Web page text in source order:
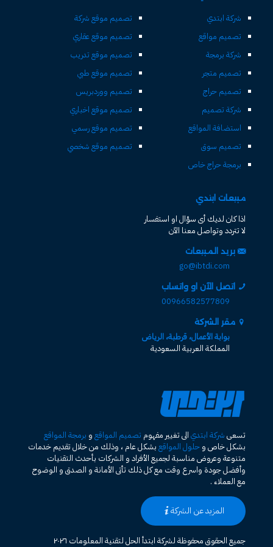
شركة ابتدي
تصميم مواقع
شركة برمجة
تصميم متجر
تصميم حراج
شركة تصميم
استضافة المواقع
تصميم سوق
برمجة حراج خاص
تصميم موقع شركة
تصميم موقع عقاري
تصميم موقع تدريب
تصميم موقع طبي
تصميم ووردبريس
تصميم موقع اخباري
تصميم موقع رسمي
تصميم موقع شخصي
مبيعات ابتدي
اذا كان لديك أى سؤال او استفسار
لا تتردد وتواصل معنا الآن
بريد المبيعات
go@ibtdi.com
اتصل الآن او واتساب
00966582577809
مقر الشركة
بوابة الأعمال، قرطبة، الرياض
المملكة العربية السعودية
تسعى شركة ابتدي الى تغيير مفهوم تصميم المواقع و برمجة المواقع
بشكل خاص و حلول المواقع بشكل عام ، وذلك من خلال تقديم خدمات
متنوعة وعروض مناسبة لجميع الأفراد و الشركات بأحدث التقنيات
وأفضل جودة واسرع وقت مع كل ذلك تأتى الأمانة و الصدق و الوضوح
مع العملاء .
المزيد عن الشركة
جميع الحقوق محفوظة لشركة ابتدأ الحل لتقنية المعلومات ٢٠٢٦